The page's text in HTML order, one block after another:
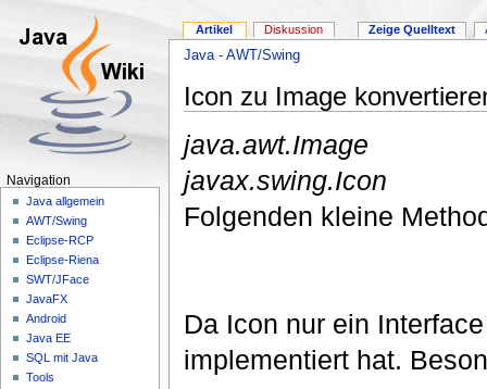
Java - AWT/Swing
Icon zu Image
java.awt.Image
javax.swing.Icon
Folgenden kleine
Da Icon nur ein
implementiert hat.
Artikel Diskussion Zeige Quelltext
Navigation
Java allgemein
AWT/Swing
Eclipse-RCP
Eclipse-Riena
SWT/JFace
JavaFX
Android
Java EE
SQL mit Java
Tools